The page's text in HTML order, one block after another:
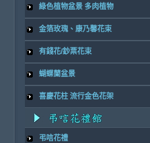
綠色植物盆景 多肉植物
金箔玫瑰、康乃馨花束
有錢花/鈔票花束
蝴蝶蘭盆景
喜慶花柱 流行金色花架
弔唁花禮